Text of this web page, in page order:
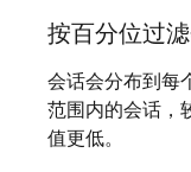
按百分位过
会话会分布到每
范围内的会话，
值更低。